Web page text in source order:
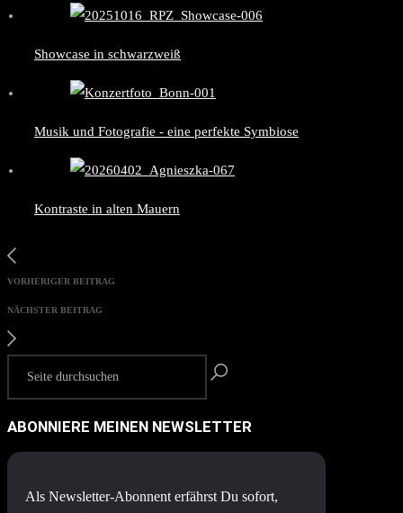
Showcase in schwarzweiß
Musik und Fotografie - eine perfekte Symbiose
Kontraste in alten Mauern
VORHERIGER BEITRAG
NÄCHSTER BEITRAG
ABONNIERE MEINEN NEWSLETTER
Als Newsletter-Abonnent erfährst Du sofort,